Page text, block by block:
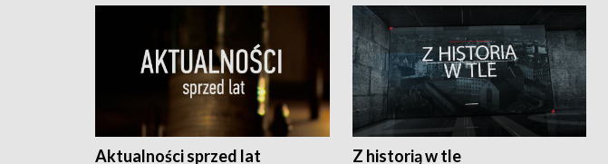
Aktualności sprzed lat Z historią w tle